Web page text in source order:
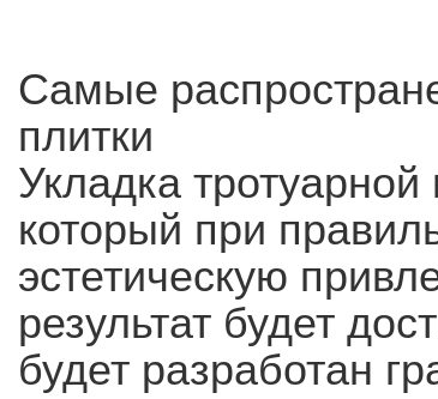
Самые
плитки
Укладка
который при
эстетическую
результат будет
будет разработан